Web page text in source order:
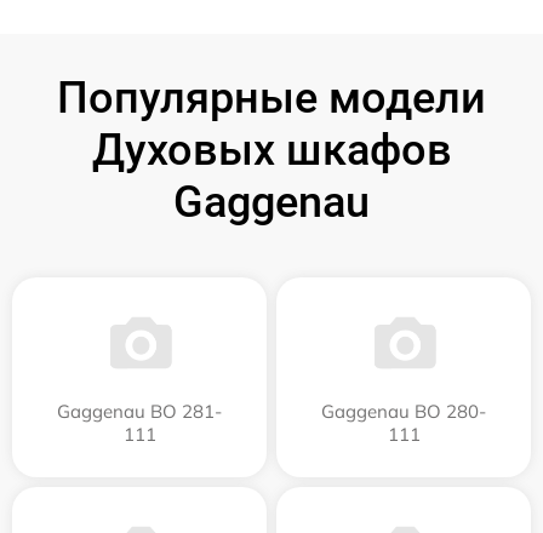
Популярные модели
Духовых шкафов
Gaggenau
Gaggenau BO 281-
111
Gaggenau BO 280-
111